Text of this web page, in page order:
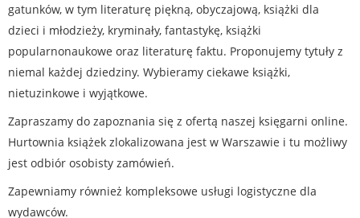
gatunków, w tym literaturę piękną, obyczajową, książki dla
dzieci i młodzieży, kryminały, fantastykę, książki
popularnonaukowe oraz literaturę faktu. Proponujemy tytuły z
niemal każdej dziedziny. Wybieramy ciekawe książki,
nietuzinkowe i wyjątkowe.
Zapraszamy do zapoznania się z ofertą naszej księgarni online.
Hurtownia książek zlokalizowana jest w Warszawie i tu możliwy
jest odbiór osobisty zamówień.
Zapewniamy również kompleksowe usługi logistyczne dla
wydawców.